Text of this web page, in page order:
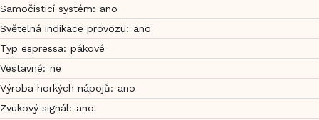
Samočisticí systém: ano
Světelná indikace provozu: ano
Typ espressa: pákové
Vestavné: ne
Výroba horkých nápojů: ano
Zvukový signál: ano